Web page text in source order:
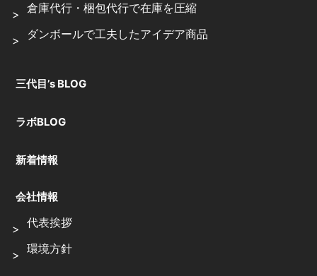
倉庫代行・梱包代行で在庫を圧縮
ダンボールで工夫したアイデア商品
三代目’s BLOG
ラボBLOG
新着情報
会社情報
代表挨拶
環境方針